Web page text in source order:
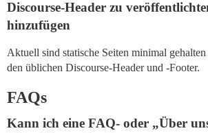
Discourse-Header zu
hinzufügen
Aktuell sind statische Seiten minimal
den üblichen Discourse-Header und -Footer.
FAQs
Kann ich eine FAQ- oder „Über